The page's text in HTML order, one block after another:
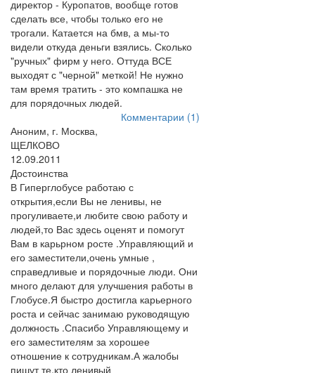
директор - Куропатов, вообще готов
сделать все, чтобы только его не
трогали. Катается на бмв, а мы-то
видели откуда деньги взялись. Сколько
"ручных" фирм у него. Оттуда ВСЕ
выходят с "черной" меткой! Не нужно
там время тратить - это компашка не
для порядочных людей.
Комментарии (1)
Аноним, г. Москва,
ЩЕЛКОВО
12.09.2011
Достоинства
В Гиперглобусе работаю с
открытия,если Вы не ленивы, не
прогуливаете,и любите свою работу и
людей,то Вас здесь оценят и помогут
Вам в карьрном росте .Управляющий и
его заместители,очень умные ,
справедливые и порядочные люди. Они
много делают для улучшения работы в
Глобусе.Я быстро достигла карьерного
роста и сейчас занимаю руководящую
должность .Спасибо Управляющему и
его заместителям за хорошее
отношение к сотрудникам.А жалобы
пишут те,кто ленивый